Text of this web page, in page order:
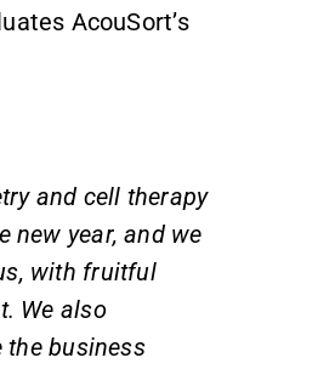
AcouSort’s
and cell therapy
new year, and we
with fruitful
We also
business